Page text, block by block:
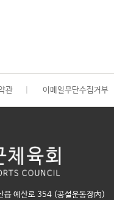
관 이메일무단수집거부
읍 예산로 354 (공설운동장內)